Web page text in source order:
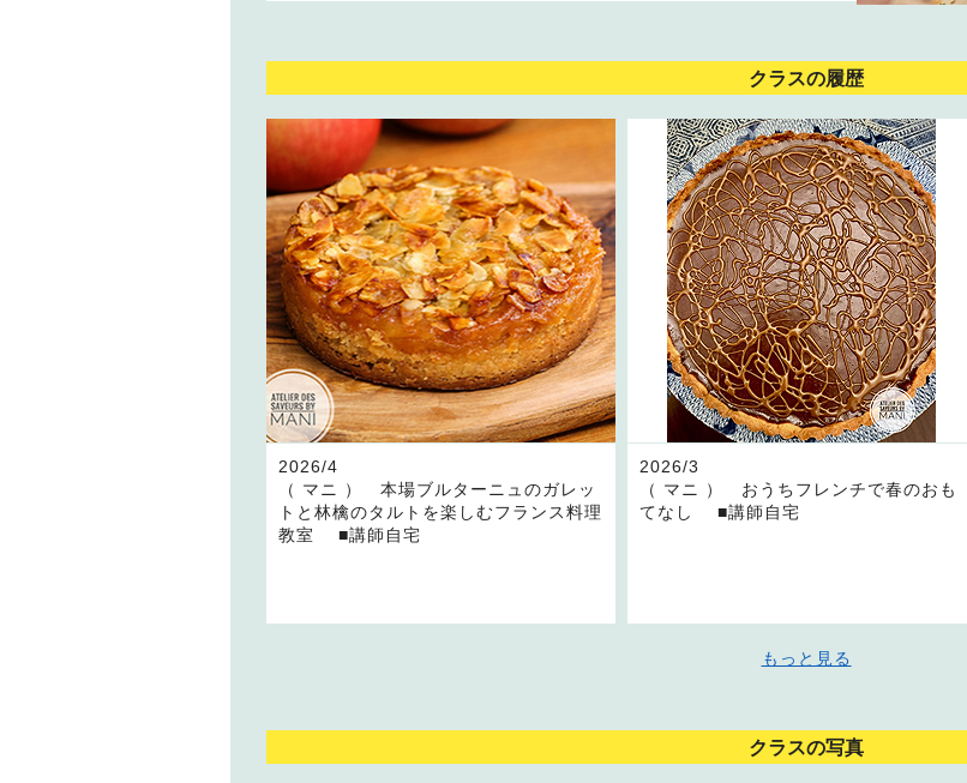
クラスの履歴
2026/4
（ マニ ） 本場ブルターニュのガレッ
トと林檎のタルトを楽しむフランス料理
教室 ■講師自宅
2026/3
（ マニ ） おうちフレンチで春のおも
てなし ■講師自宅
もっと見る
クラスの写真